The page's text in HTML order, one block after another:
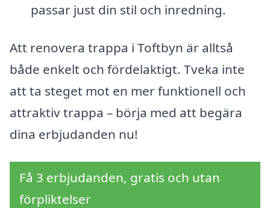
passar just din stil och inredning.
Att renovera trappa i Toftbyn är alltså
både enkelt och fördelaktigt. Tveka inte
att ta steget mot en mer funktionell och
attraktiv trappa – börja med att begära
dina erbjudanden nu!
Få 3 erbjudanden, gratis och utan
förpliktelser